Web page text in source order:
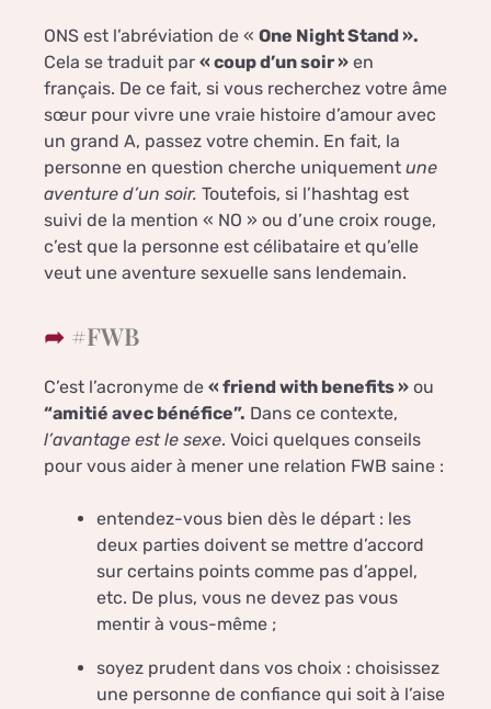
ONS est l’abréviation de « One Night Stand ».
Cela se traduit par « coup d’un soir » en
français. De ce fait, si vous recherchez votre âme
sœur pour vivre une vraie histoire d’amour avec
un grand A, passez votre chemin. En fait, la
personne en question cherche uniquement une
aventure d’un soir. Toutefois, si l’hashtag est
suivi de la mention « NO » ou d’une croix rouge,
c’est que la personne est célibataire et qu’elle
veut une aventure sexuelle sans lendemain.
#FWB
C’est l’acronyme de « friend with benefits » ou
“amitié avec bénéfice”. Dans ce contexte,
l’avantage est le sexe. Voici quelques conseils
pour vous aider à mener une relation FWB saine :
entendez-vous bien dès le départ : les
deux parties doivent se mettre d’accord
sur certains points comme pas d’appel,
etc. De plus, vous ne devez pas vous
mentir à vous-même ;
soyez prudent dans vos choix : choisissez
une personne de confiance qui soit à l’aise